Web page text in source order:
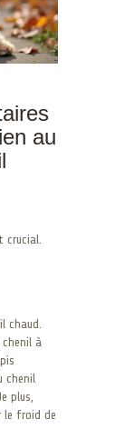
au
crucial.
chaud.
à
chenil
plus,
le froid de